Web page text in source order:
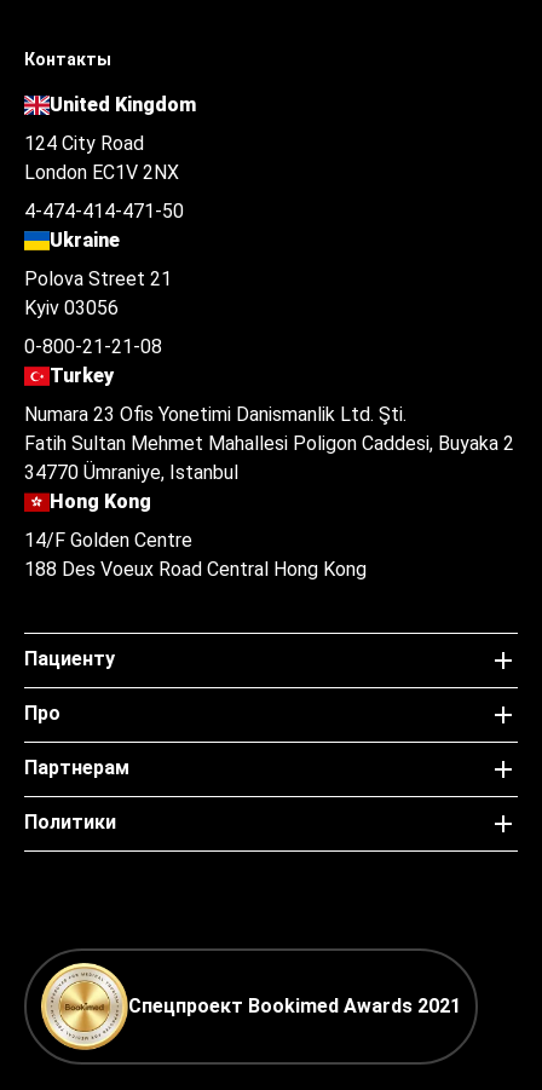
Контакты
United Kingdom
124 City Road
London EC1V 2NX
4-474-414-471-50
Ukraine
Polova Street 21
Kyiv 03056
0-800-21-21-08
Turkey
Numara 23 Ofis Yonetimi Danismanlik Ltd. Şti.
Fatih Sultan Mehmet Mahallesi Poligon Caddesi, Buyaka 2
34770 Ümraniye, Istanbul
Hong Kong
14/F Golden Centre
188 Des Voeux Road Central Hong Kong
Пациенту
Про
Партнерам
Политики
Спецпроект Bookimed Awards 2021